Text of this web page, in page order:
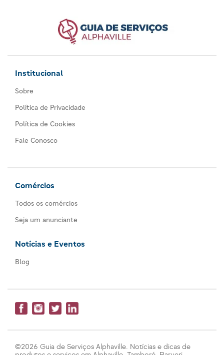
Institucional
Sobre
Política de Privacidade
Política de Cookies
Fale Conosco
Comércios
Todos os comércios
Seja um anunciante
Notícias e Eventos
Blog
©2026 Guia de Serviços Alphaville. Notícias e dicas de